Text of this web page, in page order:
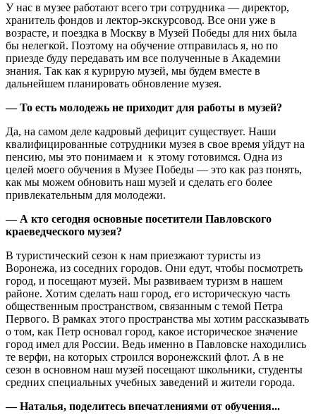
У нас в музее работают всего три сотрудника — директор,
хранитель фондов и лектор-экскурсовод. Все они уже в
возрасте, и поездка в Москву в Музей Победы для них была
бы нелегкой. Поэтому на обучение отправилась я, но по
приезде буду передавать им все полученные в Академии
знания. Так как я курирую музей, мы будем вместе в
дальнейшем планировать обновление музея.
— То есть молодежь не приходит для работы в музей?
Да, на самом деле кадровый дефицит существует. Наши
квалифицированные сотрудники музея в свое время уйдут на
пенсию, мы это понимаем и к этому готовимся. Одна из
целей моего обучения в Музее Победы — это как раз понять,
как мы можем обновить наш музей и сделать его более
привлекательным для молодежи.
— А кто сегодня основные посетители Павловского
краеведческого музея?
В туристический сезон к нам приезжают туристы из
Воронежа, из соседних городов. Они едут, чтобы посмотреть
город, и посещают музей. Мы развиваем туризм в нашем
районе. Хотим сделать наш город, его историческую часть
общественным пространством, связанным с темой Петра
Первого. В рамках этого пространства мы хотим рассказывать
о том, как Петр основал город, какое историческое значение
город имел для России. Ведь именно в Павловске находились
те верфи, на которых строился воронежский флот. А в не
сезон в основном наш музей посещают школьники, студенты
средних специальных учебных заведений и жители города.
— Наталья, поделитесь впечатлениями от обучения...